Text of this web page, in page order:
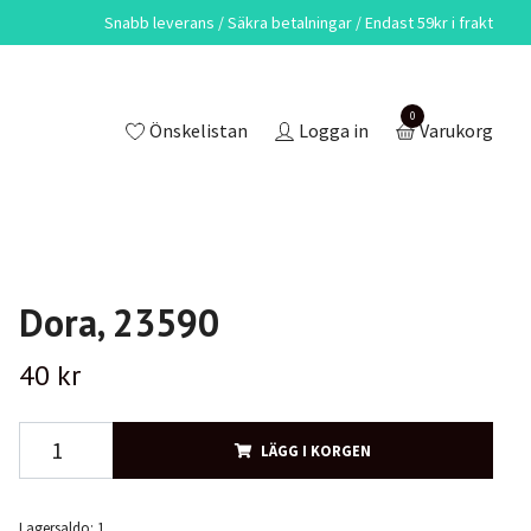
Snabb leverans / Säkra betalningar / Endast 59kr i frakt
Önskelistan Logga in
0
Varukorg
Dora, 23590
40 kr
LÄGG I KORGEN